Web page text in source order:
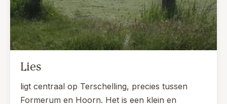
Lies
ligt centraal op Terschelling, precies tussen
Formerum en Hoorn. Het is een klein en